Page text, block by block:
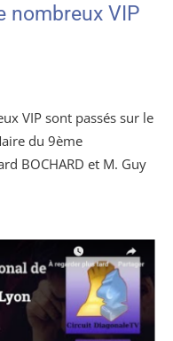
nombreux VIP
VIP sont passés sur le
du 9ème
BOCHARD et M. Guy